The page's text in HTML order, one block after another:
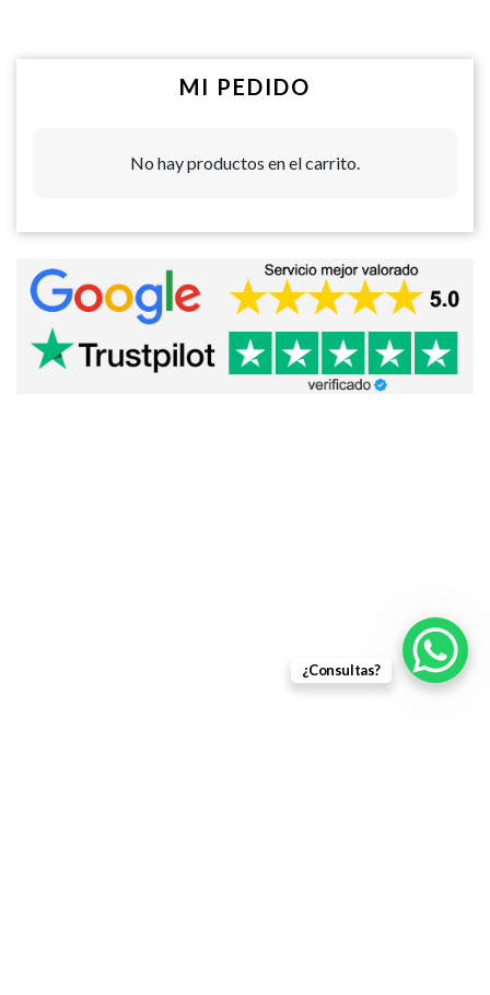
MI PEDIDO
No hay productos en el carrito.
¿Consultas?